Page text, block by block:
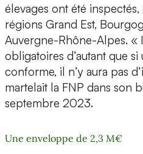
élevages ont été
régions Grand Est,
Auvergne-Rhône-Alpes. «
obligatoires d’autant que
conforme, il n’y aura pas
martelait la FNP dans son
septembre 2023.
Une enveloppe de 2,3 M€